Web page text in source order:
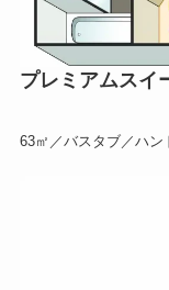
プレミアムスイ
63㎡／バスタブ／ハン